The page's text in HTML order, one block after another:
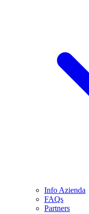
Info Azienda
FAQs
Partners